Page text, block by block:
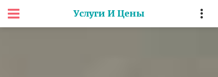
Услуги И Цены